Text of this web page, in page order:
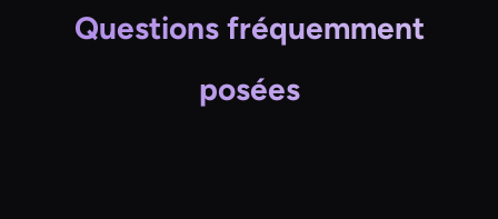
Questions fréquemment
posées